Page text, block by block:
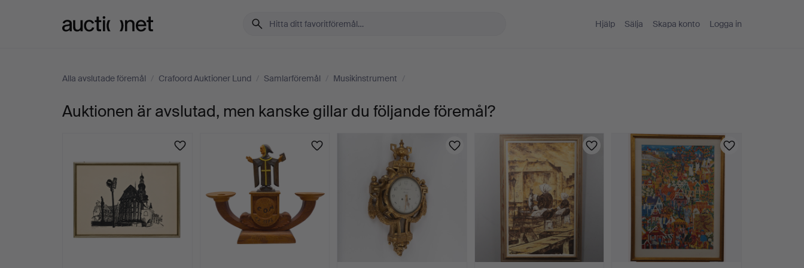
Hjälp Sälja Skapa konto Logga in
Alla avslutade föremål / Crafoord Auktioner Lund / Samlarföremål / Musikinstrument /
LITEN
TUBA,
B&S,
MARKNEUKIRCHEN
Auktionen är avslutad, men kanske gillar du följande föremål?